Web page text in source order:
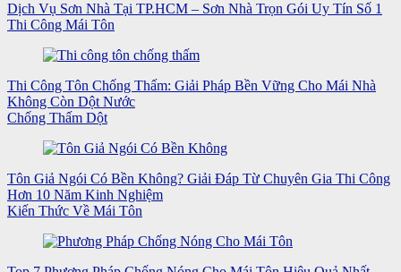
Dịch Vụ Sơn Nhà Tại TP.HCM – Sơn Nhà Trọn Gói Uy Tín Số 1
Thi Công Mái Tôn
Thi Công Tôn Chống Thấm: Giải Pháp Bền Vững Cho Mái Nhà
Không Còn Dột Nước
Chống Thấm Dột
Tôn Giả Ngói Có Bền Không? Giải Đáp Từ Chuyên Gia Thi Công
Hơn 10 Năm Kinh Nghiệm
Kiến Thức Về Mái Tôn